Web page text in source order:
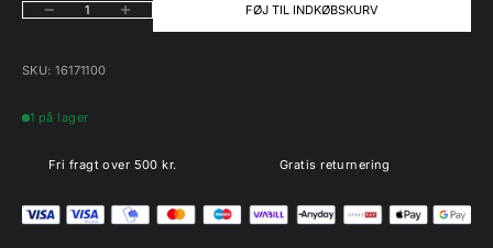
Sænk antal Øg antal FØJ TIL INDKØBSKURV
SKU: 16171100
1 på lager
Fri fragt over 500 kr. Gratis returnering